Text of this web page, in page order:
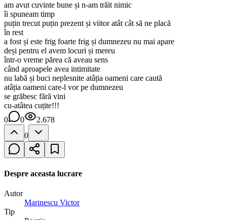
am avut cuvinte bune și n-am trăit nimic
îi spuneam timp
puțin trecut puțin prezent și viitor atât cât să ne placă
în rest
a fost și este frig foarte frig și dumnezeu nu mai apare
deși pentru el avem locuri și mereu
într-o vreme părea că aveau sens
când aproapele avea intimitate
nu labă și buci neplesnite atâția oameni care caută
atâția oameni care-l vor pe dumnezeu
se grăbesc fără vini
cu-atâtea cuțite!!!
0
0
2.678
0
Despre aceasta lucrare
Autor
Marinescu Victor
Tip